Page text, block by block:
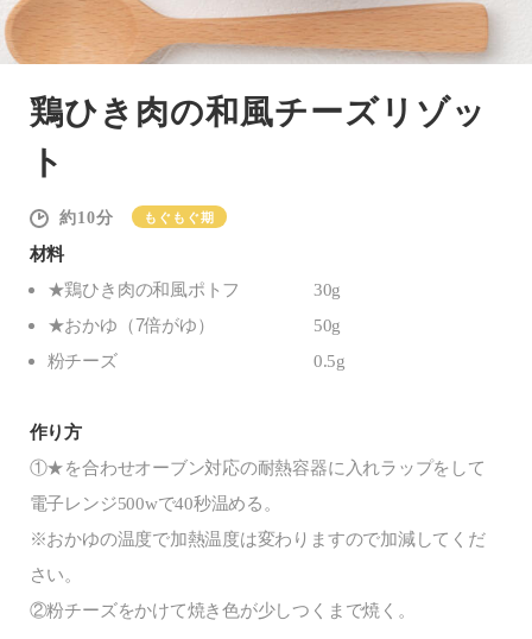
鶏ひき肉の和風チーズリゾッ
ト
10 もぐもぐ期
材料
★鶏ひき肉の和風ポトフ 30g
★おかゆ（7倍がゆ） 50g
粉チーズ 0.5g
作り方
①★を合わせオーブン対応の耐熱容器に入れラップをして
電子レンジ500wで40秒温める。
※おかゆの温度で加熱温度は変わりますので加減してくだ
さい。
②粉チーズをかけて焼き色が少しつくまで焼く。